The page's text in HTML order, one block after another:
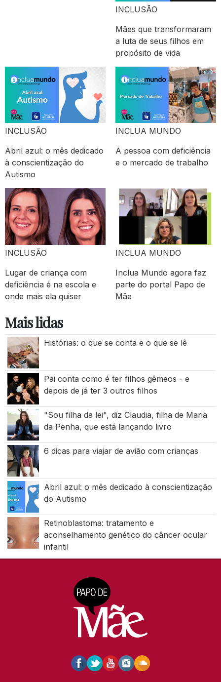
INCLUSÃO
Mães que transformaram
a luta de seus filhos em
propósito de vida
INCLUSÃO
Abril azul: o mês dedicado
à conscientização do
Autismo
INCLUA MUNDO
A pessoa com deficiência
e o mercado de trabalho
INCLUSÃO
Lugar de criança com
deficiência é na escola e
onde mais ela quiser
INCLUA MUNDO
Inclua Mundo agora faz
parte do portal Papo de
Mãe
Mais lidas
Histórias: o que se conta e o que se lê
Pai conta como é ter filhos gêmeos - e
depois de já ter 3 outros filhos
"Sou filha da lei", diz Claudia, filha de Maria
da Penha, que está lançando livro
6 dicas para viajar de avião com crianças
Abril azul: o mês dedicado à conscientização
do Autismo
Retinoblastoma: tratamento e
aconselhamento genético do câncer ocular
infantil